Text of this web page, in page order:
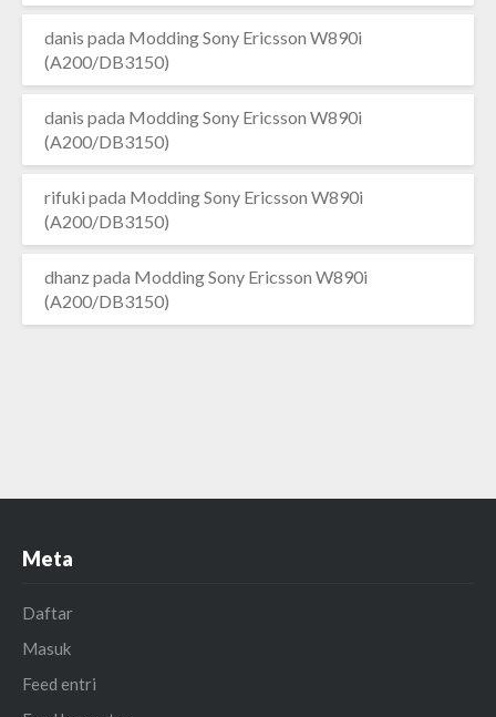
danis pada Modding Sony Ericsson W890i
(A200/DB3150)
danis pada Modding Sony Ericsson W890i
(A200/DB3150)
rifuki pada Modding Sony Ericsson W890i
(A200/DB3150)
dhanz pada Modding Sony Ericsson W890i
(A200/DB3150)
Meta
Daftar
Masuk
Feed entri